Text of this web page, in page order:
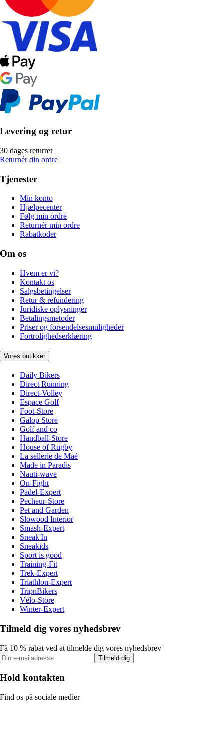
Levering og retur
30 dages returret
Returnér din ordre
Tjenester
Min konto
Hjælpecenter
Følg min ordre
Returnér min ordre
Rabatkoder
Om os
Hvem er vi?
Kontakt os
Salgsbetingelser
Retur & refundering
Juridiske oplysninger
Betalingsmetoder
Priser og forsendelsesmuligheder
Fortrolighedserklæring
Vores butikker
Daily Bikers
Direct Running
Direct-Volley
Espace Golf
Foot-Store
Galop Store
Golf and co
Handball-Store
House of Rugby
La sellerie de Maé
Made in Paradis
Nauti-wave
On-Fight
Padel-Expert
Pecheur-Store
Pet and Garden
Slowood Interior
Smash-Expert
Sneak'In
Sneakids
Sport is good
Training-Fit
Trek-Expert
Triathlon-Expert
TripnBikers
Vélo-Store
Winter-Expert
Tilmeld dig vores nyhedsbrev
Få 10 % rabat ved at tilmelde dig vores nyhedsbrev
Tilmeld dig
Hold kontakten
Find os på sociale medier